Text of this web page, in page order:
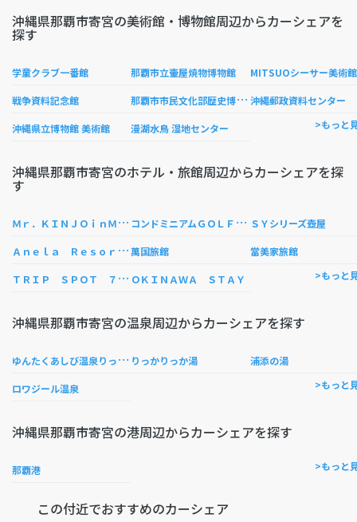
沖縄県那覇市寄宮の美術館・博物館周辺からカーシェアを
探す
学童クラブ一番館 那覇市立壷屋焼物博物館 MITSUOシーサー美術館
戦争資料記念館 那
覇市市民文化部歴史博物館 沖縄郵政資料センター
沖縄県立博物館 美術館 漫湖水鳥 湿地センター >もっと
沖縄県那覇市寄宮のホテル・旅館周辺からカーシェアを探
す
Ｍ
ｒ．ＫＩＮＪＯｉｎＭＩＨＡＲＡ コ
ンドミニアムＧＯＬＦＧＯＬＦ壺屋 ＳＹシリーズ壺屋
Ａ
ｎｅｌａ Ｒｅｓｏｒｔ 沖縄国際通り萬国旅館 當美家旅館
Ｔ
ＲＩＰ ＳＰＯＴ ７７４ ＯＫＩＮＡＷＡ ＳＴＡＹ >もっと
沖縄県那覇市寄宮の温泉周辺からカーシェアを探す
ゆ
んたくあしび温泉りっかりっか湯 りっかりっか湯 浦添の湯
ロワジール温泉 >もっと
沖縄県那覇市寄宮の港周辺からカーシェアを探す
那覇港 >もっと
この付近でおすすめのカーシェア